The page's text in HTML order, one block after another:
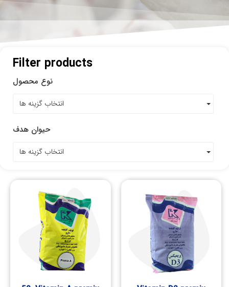
Filter products
نوع محصول
انتخاب گزینه ها
حیوان هدف
انتخاب گزینه ها